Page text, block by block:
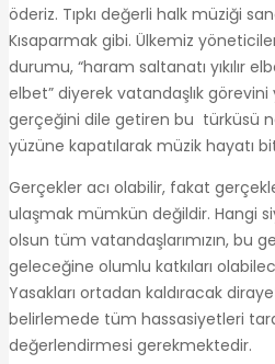
öderiz. Tıpkı değerli halk müziği
Kısaparmak gibi. Ülkemiz
durumu, “haram saltanatı yıkılır
elbet” diyerek vatandaşlık
gerçeğini dile getiren bu türküsü
yüzüne kapatılarak müzik hayatı
Gerçekler acı olabilir, fakat
ulaşmak mümkün değildir. Hangi
olsun tüm vatandaşlarımızın, bu
geleceğine olumlu katkıları
Yasakları ortadan kaldıracak
belirlemede tüm hassasiyetleri
değerlendirmesi gerekmektedir.